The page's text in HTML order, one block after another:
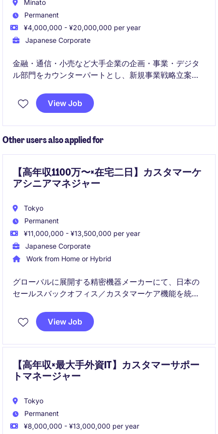
Minato
Permanent
¥4,000,000 - ¥20,000,000 per year
Japanese Corporate
金融・通信・小売など大手企業の企画・事業・デジタ
ル部門をカウンターパートとし、新規事業戦略立案や
ジネス変革を推進する。
トと伴走しながらトップライン向上に直結する施策の
実行支援を担う。
View Job
Other users also applied for
【高年収1100万〜×在宅二日】カスタマーケ
アシニアマネジャー
Tokyo
Permanent
¥11,000,000 - ¥13,500,000 per year
Japanese Corporate
Work from Home or Hybrid
グローバルに展開する精密機器メーカーにて、日本の
セールスバックオフィス／カスタマーケア機能を統括
客サービス品質の向上を担うポジションです。
受注から出荷までのリードタイム短縮、属人化業務の
View Job
【高年収×最大手外資IT】カスタマーサポー
トマネージャー
Tokyo
Permanent
¥8,000,000 - ¥13,000,000 per year